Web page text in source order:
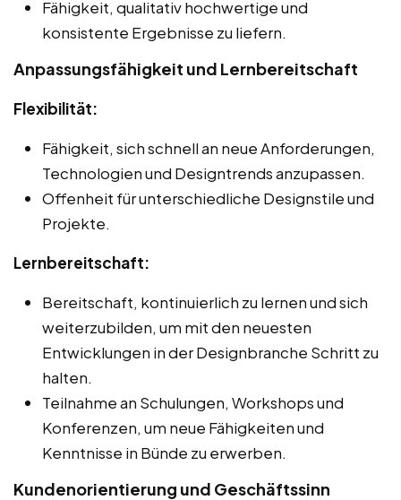
Fähigkeit, qualitativ hochwertige und
konsistente Ergebnisse zu liefern.
Anpassungsfähigkeit und Lernbereitschaft
Flexibilität:
Fähigkeit, sich schnell an neue Anforderungen,
Technologien und Designtrends anzupassen.
Offenheit für unterschiedliche Designstile und
Projekte.
Lernbereitschaft:
Bereitschaft, kontinuierlich zu lernen und sich
weiterzubilden, um mit den neuesten
Entwicklungen in der Designbranche Schritt zu
halten.
Teilnahme an Schulungen, Workshops und
Konferenzen, um neue Fähigkeiten und
Kenntnisse in Bünde zu erwerben.
Kundenorientierung und Geschäftssinn